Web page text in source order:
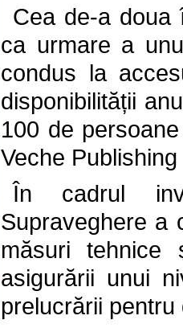
Cea de-a doua
ca urmare a
condus la
disponibilității
100 de
Veche
În cadrul
Supraveghere a
măsuri tehnice
asigurării unui
prelucrării